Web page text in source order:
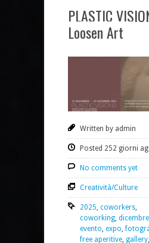
PLASTIC
Loosen Art
Written by admin
Posted 252 giorni
No comments yet
Creatività/Culture
2025, coworkers,
coworking, dicembre
evento, expo,
free aperitive, gallery,